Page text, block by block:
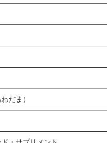
だま）